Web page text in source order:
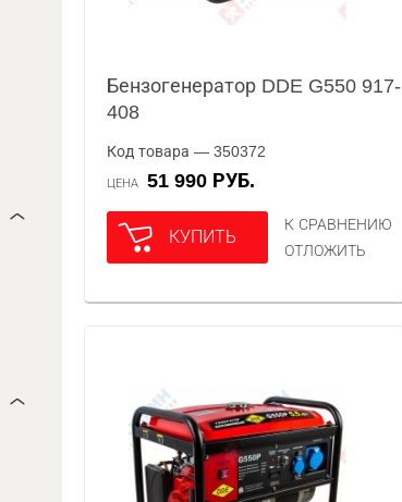
Бензогенератор DDE G550 917-
408
Код товара — 350372
ЦЕНА 51 990 РУБ.
КУПИТЬ
К СРАВНЕНИЮ
ОТЛОЖИТЬ